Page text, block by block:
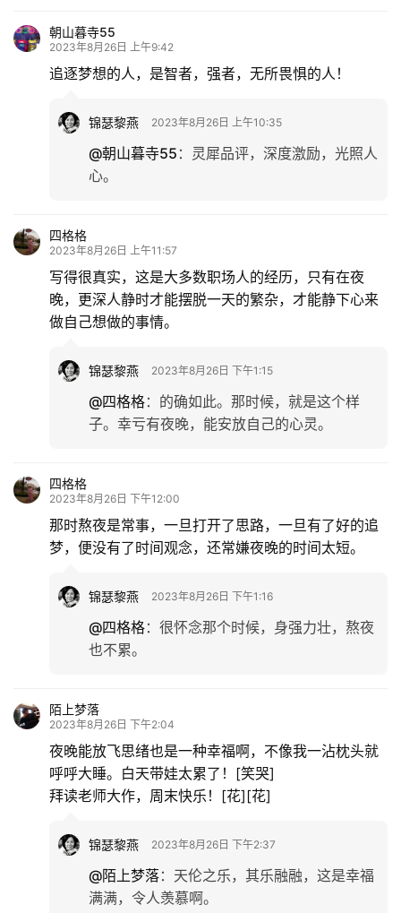
化
朝山暮寺55
2023年8月26日 上午9:42
追逐梦想的人，是智者，强者，无所畏惧的人！
锦瑟黎燕 2023年8月26日 上午10:35
@朝山暮寺55 ： 灵犀品评，深度激励，光照人
心。
四格格
2023年8月26日 上午11:57
写得很真实，这是大多数职场人的经历，只有在夜
晚，更深人静时才能摆脱一天的繁杂，才能静下心来
做自己想做的事情。
锦瑟黎燕 2023年8月26日 下午1:15
@四格格： 的确如此。那时候，就是这个样
子。幸亏有夜晚，能安放自己的心灵。
四格格
2023年8月26日 下午12:00
那时熬夜是常事，一旦打开了思路，一旦有了好的追
梦，便没有了时间观念，还常嫌夜晚的时间太短。
锦瑟黎燕 2023年8月26日 下午1:16
@四格格： 很怀念那个时候，身强力壮，熬夜
也不累。
陌上梦落
2023年8月26日 下午2:04
夜晚能放飞思绪也是一种幸福啊，不像我一沾枕头就
呼呼大睡。白天带娃太累了！[笑哭]
拜读老师大作，周末快乐！[花][花]
锦瑟黎燕 2023年8月26日 下午2:37
@陌上梦落： 天伦之乐，其乐融融，这是幸福
满满，令人羡慕啊。